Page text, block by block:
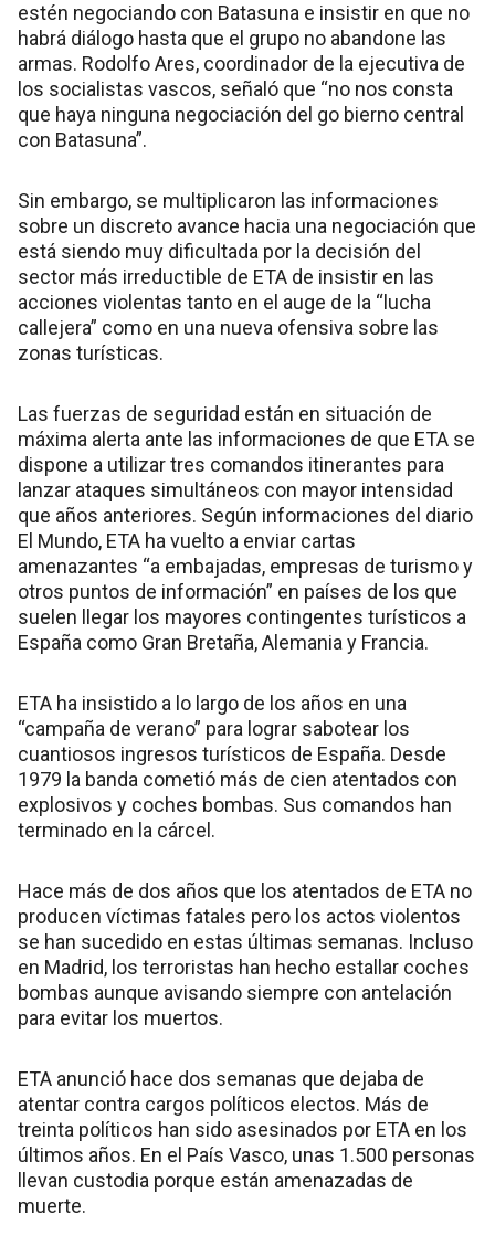
estén negociando con Batasuna e insistir en que no
habrá diálogo hasta que el grupo no abandone las
armas. Rodolfo Ares, coordinador de la ejecutiva de
los socialistas vascos, señaló que “no nos consta
que haya ninguna negociación del go bierno central
con Batasuna”.
Sin embargo, se multiplicaron las informaciones
sobre un discreto avance hacia una negociación que
está siendo muy dificultada por la decisión del
sector más irreductible de ETA de insistir en las
acciones violentas tanto en el auge de la “lucha
callejera” como en una nueva ofensiva sobre las
zonas turísticas.
Las fuerzas de seguridad están en situación de
máxima alerta ante las informaciones de que ETA se
dispone a utilizar tres comandos itinerantes para
lanzar ataques simultáneos con mayor intensidad
que años anteriores. Según informaciones del diario
El Mundo, ETA ha vuelto a enviar cartas
amenazantes “a embajadas, empresas de turismo y
otros puntos de información” en países de los que
suelen llegar los mayores contingentes turísticos a
España como Gran Bretaña, Alemania y Francia.
ETA ha insistido a lo largo de los años en una
“campaña de verano” para lograr sabotear los
cuantiosos ingresos turísticos de España. Desde
1979 la banda cometió más de cien atentados con
explosivos y coches bombas. Sus comandos han
terminado en la cárcel.
Hace más de dos años que los atentados de ETA no
producen víctimas fatales pero los actos violentos
se han sucedido en estas últimas semanas. Incluso
en Madrid, los terroristas han hecho estallar coches
bombas aunque avisando siempre con antelación
para evitar los muertos.
ETA anunció hace dos semanas que dejaba de
atentar contra cargos políticos electos. Más de
treinta políticos han sido asesinados por ETA en los
últimos años. En el País Vasco, unas 1.500 personas
llevan custodia porque están amenazadas de
muerte.